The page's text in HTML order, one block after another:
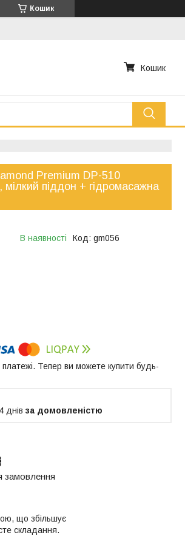
Кошик
Кошик
Premium DP-510
мілкий піддон + гідромасажна
В наявності Код: gm056
платежі. Тепер ви можете купити будь-
днів за домовленістю
замовлення
що збільшує
складання.